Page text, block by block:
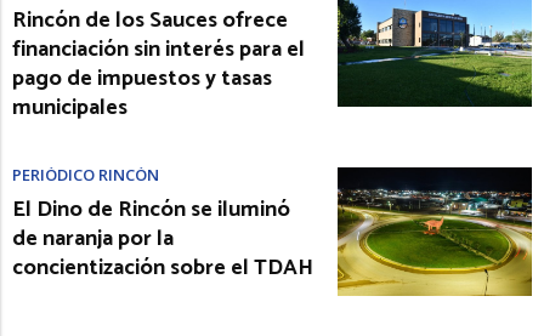
Rincón de los Sauces ofrece
financiación sin interés para el
pago de impuestos y tasas
municipales
PERIÓDICO RINCÓN
El Dino de Rincón se iluminó
de naranja por la
concientización sobre el TDAH